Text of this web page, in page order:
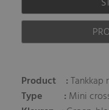
Product :Tankkap
Type : Mini